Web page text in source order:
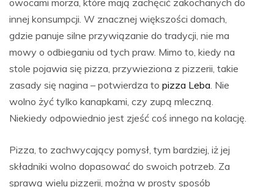
innej konsumpcji. W znacznej większości domach,
gdzie panuje silne przywiązanie do tradycji, nie ma
mowy o odbieganiu od tych praw. Mimo to, kiedy na
stole pojawia się pizza, przywieziona z pizzerii, takie
zasady się nagina – potwierdza to pizza Leba . Nie
wolno żyć tylko kanapkami, czy zupą mleczną.
Niekiedy odpowiednio jest zjeść coś innego na kolację.
Pizza, to zachwycający pomysł, tym bardziej, iż jej
składniki wolno dopasować do swoich potrzeb. Za
sprawą wielu pizzerii, można w prosty sposób